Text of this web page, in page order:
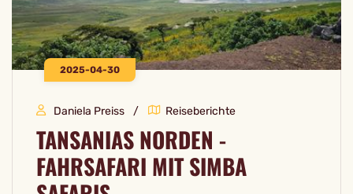
2025-04-30
Daniela Preiss Reiseberichte
TANSANIAS NORDEN -
FAHRSAFARI MIT SIMBA